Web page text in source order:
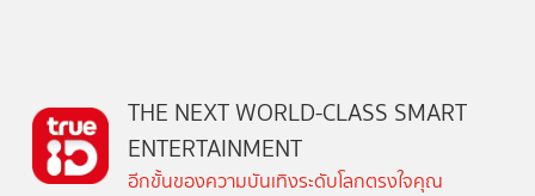
THE NEXT WORLD-CLASS SMART
ENTERTAINMENT
อีกขั้นของความบันเทิงระดับโลกตรงใจคุณ